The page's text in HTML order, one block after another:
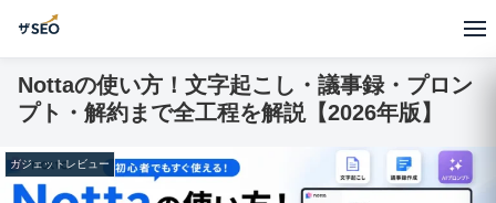
Nottaの使い方！文字起こし・議事録・プロン
プト・解約まで全工程を解説【2026年版】
ガジェットレビュー